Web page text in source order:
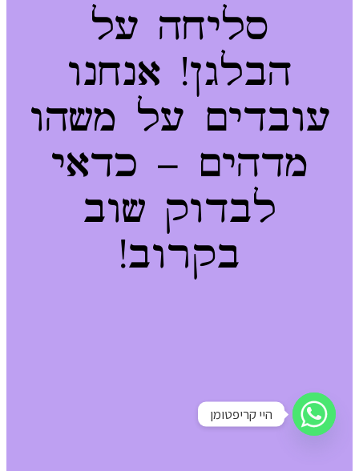
סליחה על
הבלגן! אנחנו
עובדים על משהו
מדהים – כדאי
לבדוק שוב
בקרוב!
היי קריפטומן